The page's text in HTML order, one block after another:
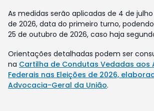
As medidas serão aplicadas de 4 de
de 2026, data do primeiro turno,
25 de outubro de 2026, caso haja
Orientações detalhadas podem ser
na Cartilha de Condutas Vedadas aos
Federais nas Eleições de 2026,
Advocacia-Geral da União.